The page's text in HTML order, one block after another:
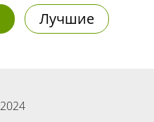
Лучшие